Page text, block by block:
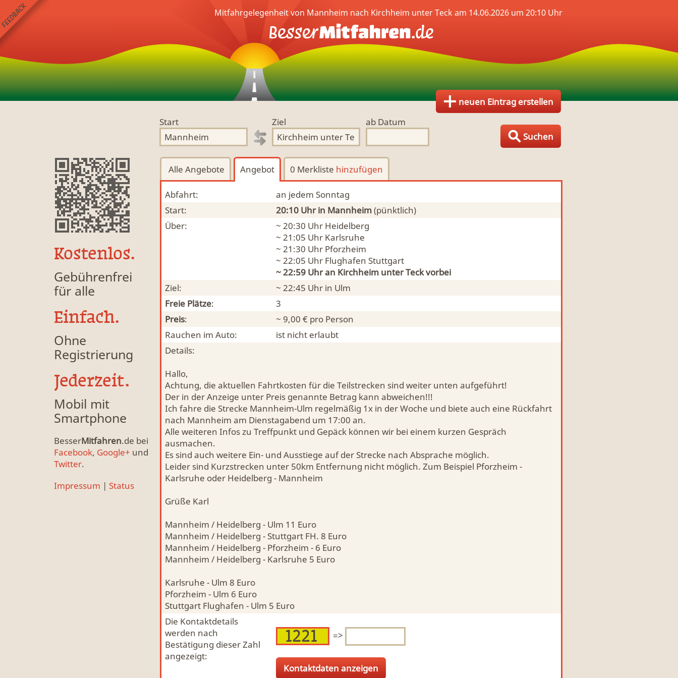
neuen Eintrag erstellen
Start
Ziel
ab Datum
Suchen
Kostenlos.
Gebührenfrei
für alle
Einfach.
Ohne
Registrierung
Jederzeit.
Mobil mit
Smartphone
BesserMitfahren.de bei
Facebook, Google+ und
Twitter.
Impressum | Status
Mitfahrgelegenheit von Mannheim nach Kirchheim unter Teck am 14.06.2026 um 20:10 Uhr
Alle Angebote Angebot 0 Merkliste hinzufügen
Abfahrt:
an jedem Sonntag
Start:
20:10 Uhrin Mannheim(pünktlich)
Über:
~ 20:30 Uhr Heidelberg
~ 21:05 Uhr Karlsruhe
~ 21:30 Uhr Pforzheim
~ 22:05 Uhr Flughafen Stuttgart
~ 22:59 Uhr an Kirchheim unter Teckvorbei
Ziel:
~ 22:45 Uhr in Ulm
Freie Plätze:
3
Preis:
~ 9,00 € pro Person
Rauchen im Auto:
ist nicht erlaubt
Details:
Hallo,
Achtung, die aktuellen Fahrtkosten für die Teilstrecken sind weiter unten aufgeführt!
Der in der Anzeige unter Preis genannte Betrag kann abweichen!!!
Ich fahre die Strecke Mannheim-Ulm regelmäßig 1x in der Woche und biete auch eine Rückfahrt
nach Mannheim am Dienstagabend um 17:00 an.
Alle weiteren Infos zu Treffpunkt und Gepäck können wir bei einem kurzen Gespräch
ausmachen.
Es sind auch weitere Ein- und Ausstiege auf der Strecke nach Absprache möglich.
Leider sind Kurzstrecken unter 50km Entfernung nicht möglich. Zum Beispiel Pforzheim -
Karlsruhe oder Heidelberg - Mannheim
Grüße Karl
Mannheim / Heidelberg - Ulm 11 Euro
Mannheim / Heidelberg - Stuttgart FH. 8 Euro
Mannheim / Heidelberg - Pforzheim - 6 Euro
Mannheim / Heidelberg - Karlsruhe 5 Euro
Karlsruhe - Ulm 8 Euro
Pforzheim - Ulm 6 Euro
Stuttgart Flughafen - Ulm 5 Euro
Die Kontaktdetails
werden nach
Bestätigung dieser Zahl
angezeigt:
=>